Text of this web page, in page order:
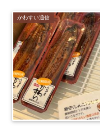
かわすい通信